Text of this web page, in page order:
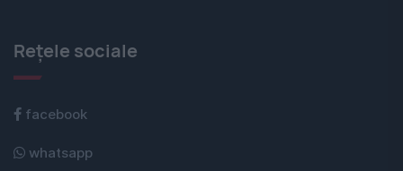
Rețele sociale
facebook
whatsapp